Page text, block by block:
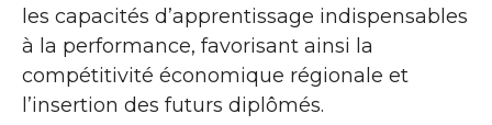
les capacités d’apprentissage indispensables
à la performance, favorisant ainsi la
compétitivité économique régionale et
l’insertion des futurs diplômés.